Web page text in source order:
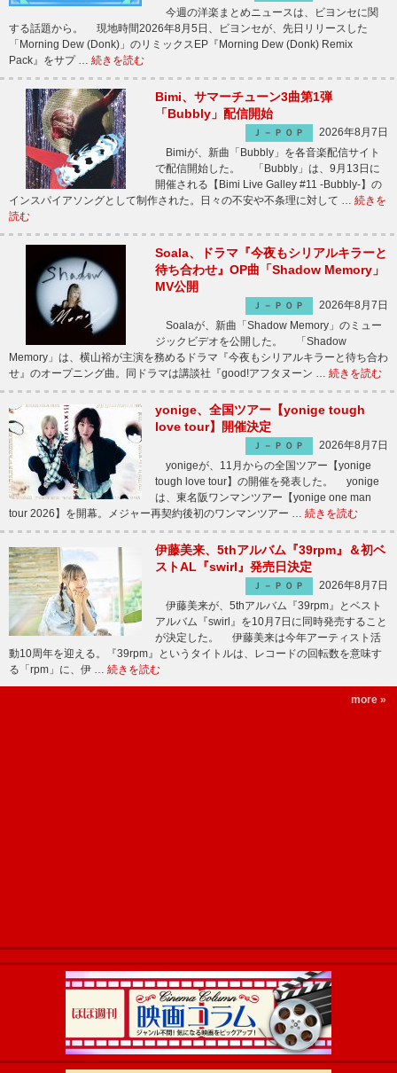
今週の洋楽まとめニュースは、ビヨンセに関
する話題から。 現地時間2026年8月5日、ビヨンセが、先日リリースした
「Morning Dew (Donk)」のリミックスEP『Morning Dew (Donk) Remix
Pack』をサプ … 続きを読む
Bimi、サマーチューン3曲第1弾
「Bubbly」配信開始
Ｊ－ＰＯＰ
2026年8月7日
Bimiが、新曲「Bubbly」を各音楽配信サイト
で配信開始した。 「Bubbly」は、9月13日に
開催される【Bimi Live Galley #11 -Bubbly-】の
インスパイアソングとして制作された。日々の不安や不条理に対して … 続きを
読む
Soala、ドラマ『今夜もシリアルキラーと
待ち合わせ』OP曲「Shadow Memory」
MV公開
Ｊ－ＰＯＰ
2026年8月7日
Soalaが、新曲「Shadow Memory」のミュー
ジックビデオを公開した。 「Shadow
Memory」は、横山裕が主演を務めるドラマ『今夜もシリアルキラーと待ち合わ
せ』のオープニング曲。同ドラマは講談社『good!アフタヌーン … 続きを読む
yonige、全国ツアー【yonige tough
love tour】開催決定
Ｊ－ＰＯＰ
2026年8月7日
yonigeが、11月からの全国ツアー【yonige
tough love tour】の開催を発表した。 yonige
は、東名阪ワンマンツアー【yonige one man
tour 2026】を開幕。メジャー再契約後初のワンマンツアー … 続きを読む
伊藤美来、5thアルバム『39rpm』＆初ベ
ストAL『swirl』発売日決定
Ｊ－ＰＯＰ
2026年8月7日
伊藤美来が、5thアルバム『39rpm』とベスト
アルバム『swirl』を10月7日に同時発売すること
が決定した。 伊藤美来は今年アーティスト活
動10周年を迎える。『39rpm』というタイトルは、レコードの回転数を意味す
る「rpm」に、伊 … 続きを読む
more »